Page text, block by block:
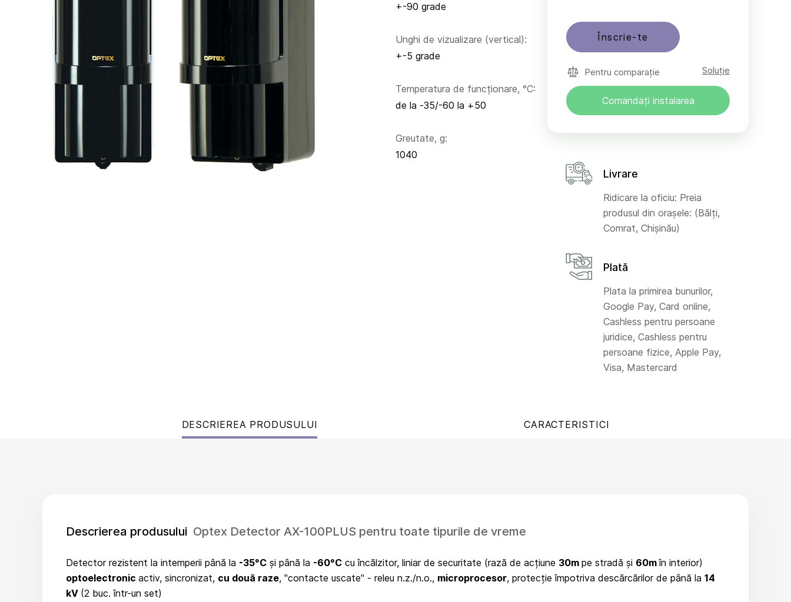
+-90 grade
Unghi de vizualizare (vertical):
+-5 grade
Temperatura de funcționare, °C:
de la -35/-60 la +50
Greutate, g:
1040
Înscrie-te
Pentru comparație Soluție
Comandați instalarea
Livrare
Ridicare la oficiu: Preia
produsul din orașele: (Bălți,
Comrat, Chișinău)
Plată
Plata la primirea bunurilor,
Google Pay, Card online,
Cashless pentru persoane
juridice, Cashless pentru
persoane fizice, Apple Pay,
Visa, Mastercard
DESCRIEREA PRODUSULUI CARACTERISTICI
Descrierea produsului Optex Detector AX-100PLUS pentru toate tipurile de vreme
Detector rezistent la intemperii până la -35°C și până la -60°C cu încălzitor, liniar de securitate (rază de acțiune 30m pe stradă și 60mîn interior)
optoelectronic activ, sincronizat, cu două raze, "contacte uscate" - releu n.z./n.o., microprocesor, protecție împotriva descărcărilor de până la 14
kV (2 buc. într-un set)